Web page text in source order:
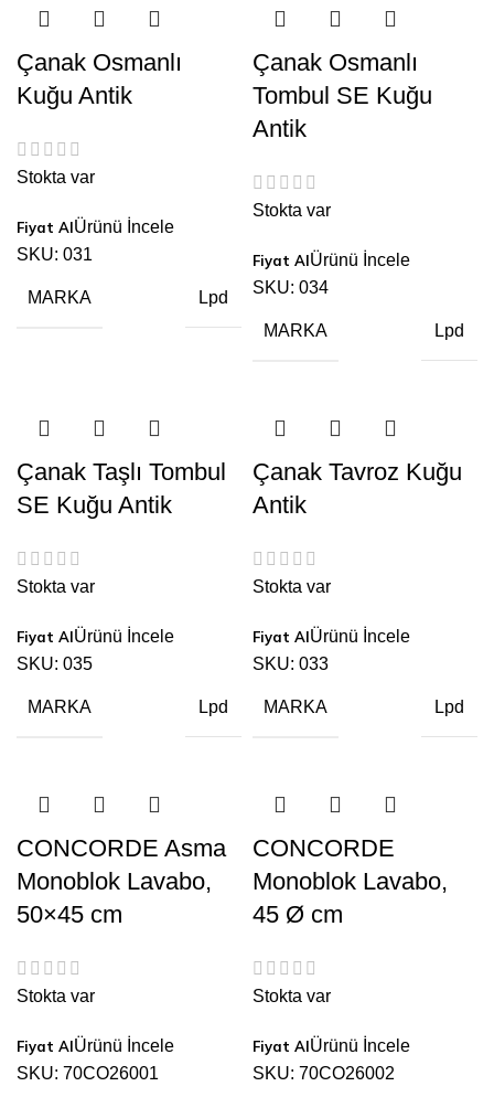
Çanak Osmanlı
Kuğu Antik
Stokta var
Ürünü İncele
SKU: 031
MARKA Lpd
Çanak Osmanlı
Tombul SE Kuğu
Antik
Stokta var
Ürünü İncele
SKU: 034
MARKA Lpd
Çanak Taşlı Tombul
SE Kuğu Antik
Stokta var
Ürünü İncele
SKU: 035
MARKA Lpd
Çanak Tavroz Kuğu
Antik
Stokta var
Ürünü İncele
SKU: 033
MARKA Lpd
CONCORDE Asma
Monoblok Lavabo,
50×45 cm
Stokta var
Ürünü İncele
SKU: 70CO26001
CONCORDE
Monoblok Lavabo,
45 Ø cm
Stokta var
Ürünü İncele
SKU: 70CO26002